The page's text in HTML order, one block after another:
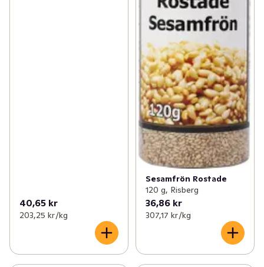
40,65 kr
203,25 kr /kg
Sesamfrön Rostade
120 g, Risberg
36,86 kr
307,17 kr /kg